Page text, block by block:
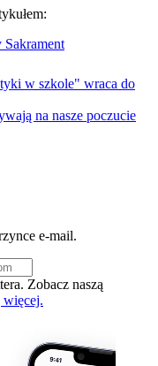
Sakrament
w szkole" wraca do
na nasze poczucie
e-mail.
Zobacz naszą
więcej.